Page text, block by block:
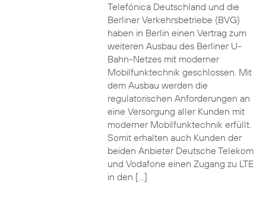
Telefónica Deutschland und die
Berliner Verkehrsbetriebe (BVG)
haben in Berlin einen Vertrag zum
weiteren Ausbau des Berliner U-
Bahn-Netzes mit moderner
Mobilfunktechnik geschlossen. Mit
dem Ausbau werden die
regulatorischen Anforderungen an
eine Versorgung aller Kunden mit
moderner Mobilfunktechnik erfüllt.
Somit erhalten auch Kunden der
beiden Anbieter Deutsche Telekom
und Vodafone einen Zugang zu LTE
in den […]